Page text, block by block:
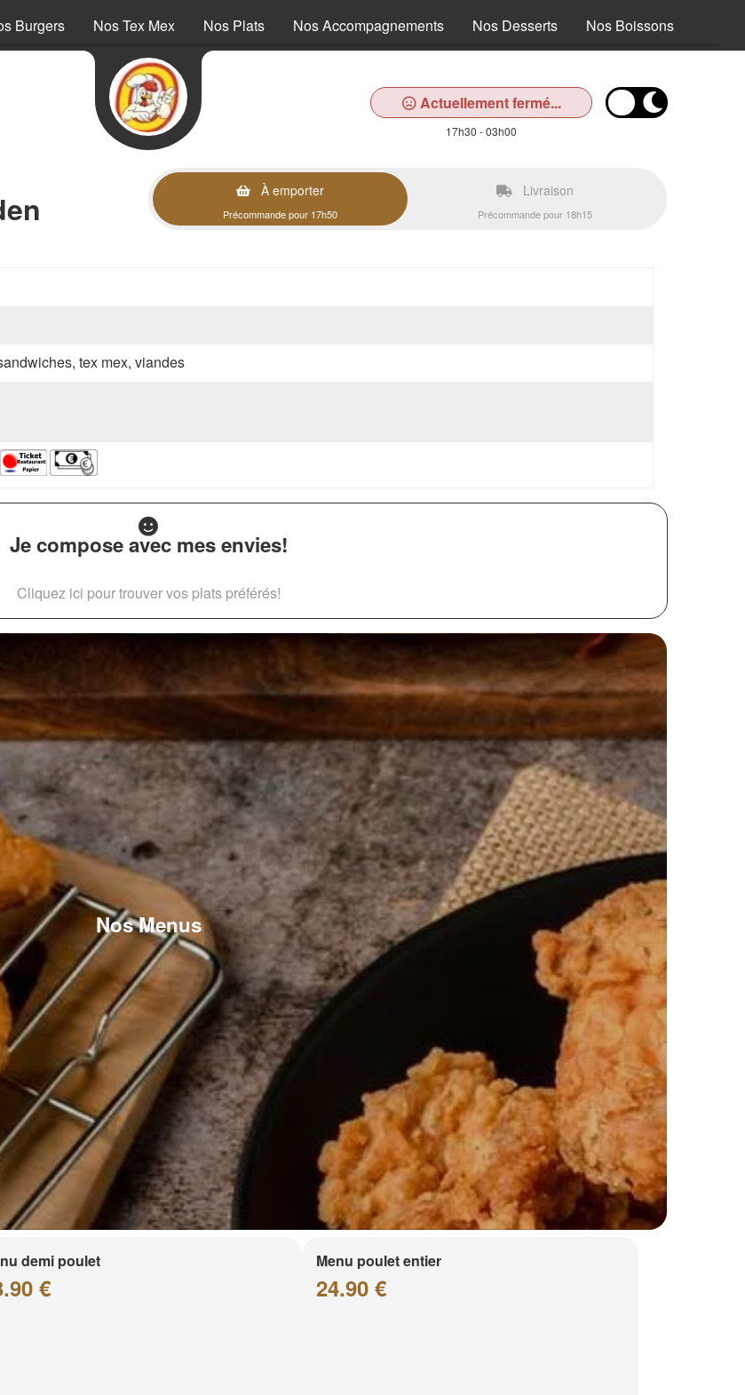
Burgers Nos Tex Mex Nos Plats Nos Accompagnements Nos Desserts Nos Boissons
Actuellement fermé...
17h30 - 03h00
À emporter
Précommande pour 17h50
Livraison
Précommande pour 18h15
tex mex, viandes
Je compose avec mes envies!
Cliquez ici pour trouver vos plats préférés!
Nos Menus
demi poulet
€
Menu poulet entier
24.90 €